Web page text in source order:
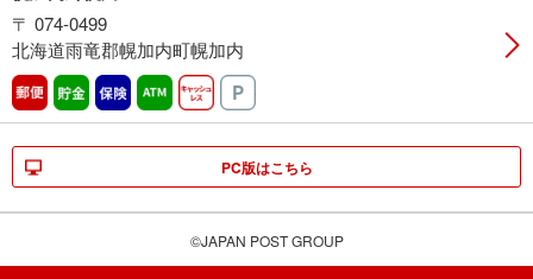
〒 074-0499
北海道雨竜郡幌加内町幌加内
郵便 貯金 保険 ATM営業中キャッシュレス
PC版はこちら
©JAPAN POST GROUP